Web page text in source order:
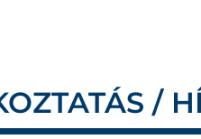
/